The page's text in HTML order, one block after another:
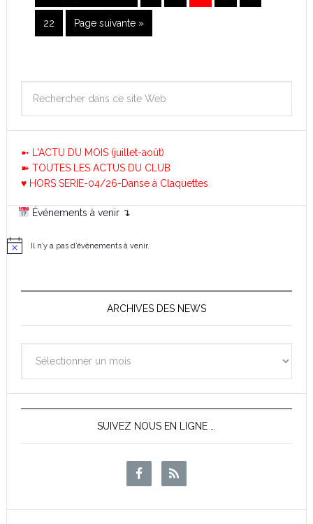
22 Page suivante »
➼ L'ACTU DU MOIS (juillet-août)
➽ TOUTES LES ACTUS DU CLUB
♥ HORS SERIE-04/26-Danse à Claquettes
Événements à venir ↴
N
Il n’y a pas d’évènements à venir.
ARCHIVES DES NEWS
des
News
SUIVEZ NOUS EN LIGNE …